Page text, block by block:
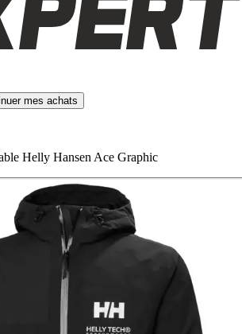
mes achats
Helly Hansen Ace Graphic